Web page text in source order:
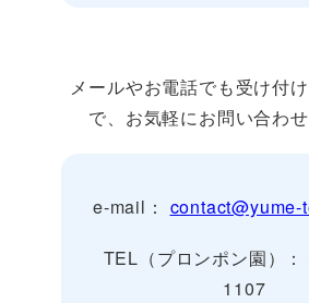
メールやお電話でも受け付
で、お気軽にお問い合わせ
e-mail： contact@yume-
TEL（プロンポン園）
1107